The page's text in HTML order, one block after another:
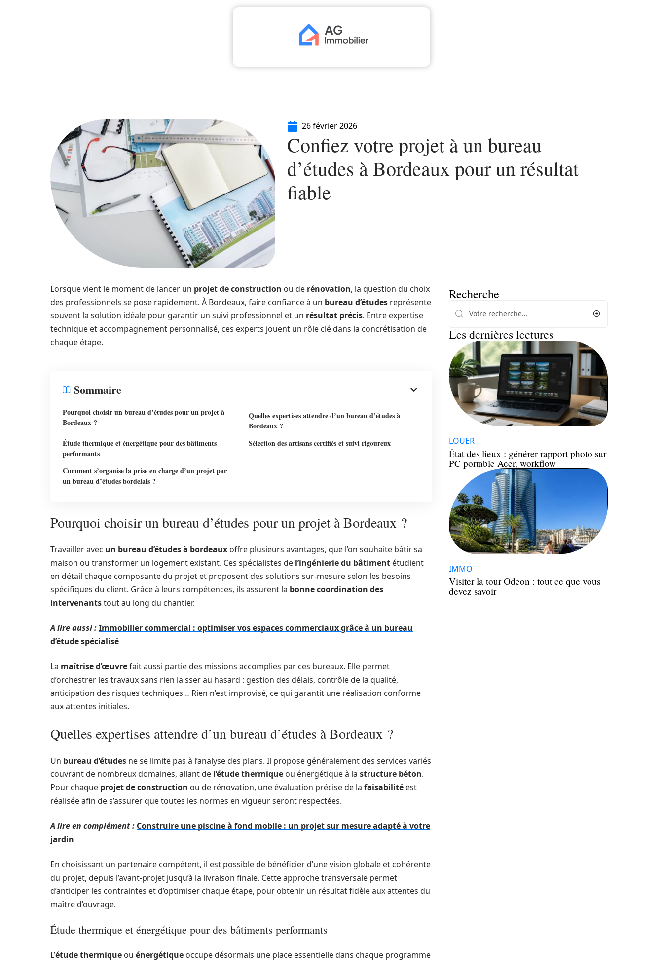
26 février 2026
Confiez votre projet à un bureau
d’études à Bordeaux pour un résultat
fiable
Lorsque vient le moment de lancer un projet de construction ou de rénovation, la question du choix
des professionnels se pose rapidement. À Bordeaux, faire confiance à un bureau d’études représente
souvent la solution idéale pour garantir un suivi professionnel et un résultat précis. Entre expertise
technique et accompagnement personnalisé, ces experts jouent un rôle clé dans la concrétisation de
chaque étape.
Sommaire
Pourquoi choisir un bureau d’études pour un projet à
Bordeaux ?
Quelles expertises attendre d’un bureau d’études à
Bordeaux ?
Étude thermique et énergétique pour des bâtiments
performants
Sélection des artisans certifiés et suivi rigoureux
Comment s’organise la prise en charge d’un projet par
un bureau d’études bordelais ?
Pourquoi choisir un bureau d’études pour un projet à Bordeaux ?
Travailler avec un bureau d’études à bordeaux offre plusieurs avantages, que l’on souhaite bâtir sa
maison ou transformer un logement existant. Ces spécialistes de l’ingénierie du bâtiment étudient
en détail chaque composante du projet et proposent des solutions sur-mesure selon les besoins
spécifiques du client. Grâce à leurs compétences, ils assurent la bonne coordination des
intervenantstout au long du chantier.
A lire aussi :Immobilier commercial : optimiser vos espaces commerciaux grâce à un bureau
d’étude spécialisé
La maîtrise d’œuvrefait aussi partie des missions accomplies par ces bureaux. Elle permet
d’orchestrer les travaux sans rien laisser au hasard : gestion des délais, contrôle de la qualité,
anticipation des risques techniques… Rien n’est improvisé, ce qui garantit une réalisation conforme
aux attentes initiales.
Quelles expertises attendre d’un bureau d’études à Bordeaux ?
Un bureau d’études ne se limite pas à l’analyse des plans. Il propose généralement des services variés
couvrant de nombreux domaines, allant de l’étude thermique ou énergétique à la structure béton.
Pour chaque projet de construction ou de rénovation, une évaluation précise de la faisabilité est
réalisée afin de s’assurer que toutes les normes en vigueur seront respectées.
A lire en complément : Construire une piscine à fond mobile : un projet sur mesure adapté à votre
jardin
En choisissant un partenaire compétent, il est possible de bénéficier d’une vision globale et cohérente
du projet, depuis l’avant-projet jusqu’à la livraison finale. Cette approche transversale permet
d’anticiper les contraintes et d’optimiser chaque étape, pour obtenir un résultat fidèle aux attentes du
maître d’ouvrage.
Étude thermique et énergétique pour des bâtiments performants
L’étude thermique ou énergétique occupe désormais une place essentielle dans chaque programme
Recherche
Les dernières lectures
LOUER
État des lieux : générer rapport photo sur
PC portable Acer, workflow
IMMO
Visiter la tour Odeon : tout ce que vous
devez savoir